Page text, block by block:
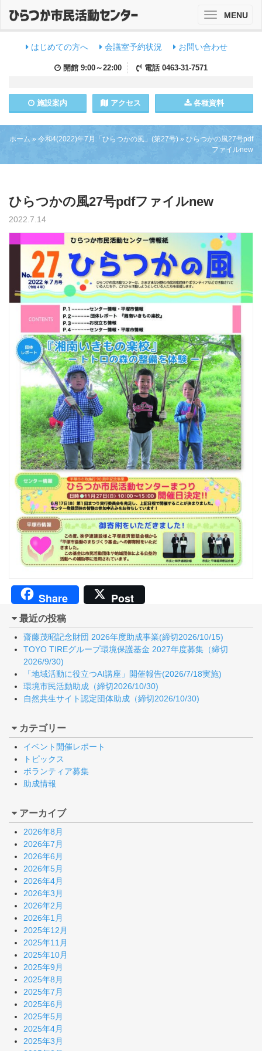
はじめての方へ 会議室予約状況 お問い合わせ
開館 9:00～22:00 電話 0463-31-7571
施設案内 アクセス 各種資料
ToggleMENU
ホーム » 令和4(2022)年7月「ひらつかの風」(第27号) » ひらつかの風27号pdf
ファイルnew
ひらつかの風27号pdfファイルnew
2022.7.14
Share Post
最近の投稿
齋藤茂昭記念財団 2026年度助成事業(締切2026/10/15)
TOYO TIREグループ環境保護基金 2027年度募集（締切
2026/9/30)
「地域活動に役立つAI講座」開催報告(2026/7/18実施)
環境市民活動助成（締切2026/10/30)
自然共生サイト認定団体助成（締切2026/10/30)
カテゴリー
イベント開催レポート
トピックス
ボランティア募集
助成情報
アーカイブ
2026年8月
2026年7月
2026年6月
2026年5月
2026年4月
2026年3月
2026年2月
2026年1月
2025年12月
2025年11月
2025年10月
2025年9月
2025年8月
2025年7月
2025年6月
2025年5月
2025年4月
2025年3月